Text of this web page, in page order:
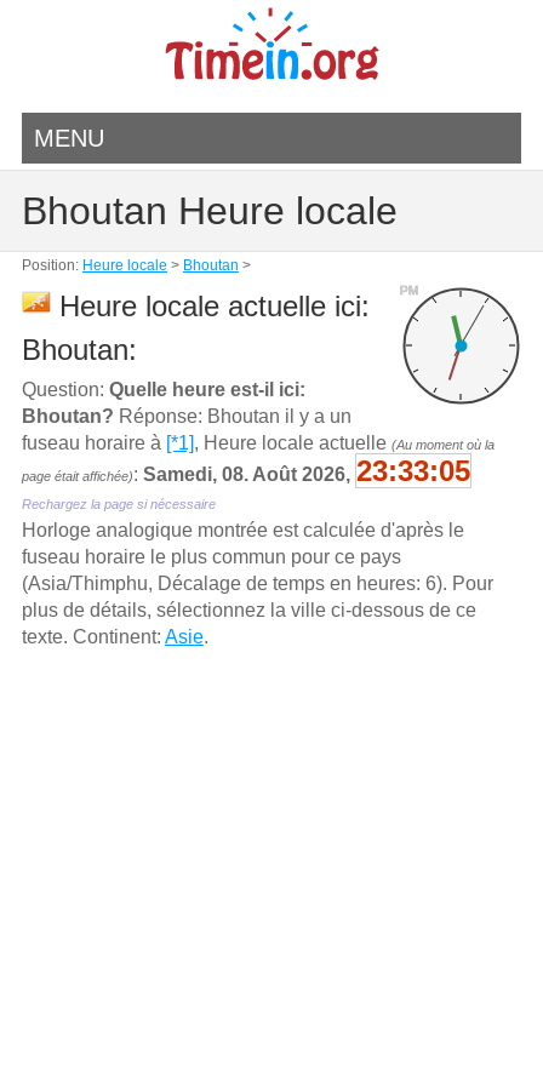
MENU
Bhoutan Heure locale
Position: Heure locale > Bhoutan >
PM
Heure locale actuelle ici:
Bhoutan:
Question: Quelle heure est-il ici:
Bhoutan? Réponse: Bhoutan il y a un
fuseau horaire à [*1], Heure locale actuelle (Au moment où la
page était affichée): Samedi, 08. Août 2026, 23:33:05
Rechargez la page si nécessaire
Horloge analogique montrée est calculée d'aprѐs le
fuseau horaire le plus commun pour ce pays
(Asia/Thimphu, Décalage de temps en heures: 6). Pour
plus de détails, sélectionnez la ville ci-dessous de ce
texte. Continent: Asie.